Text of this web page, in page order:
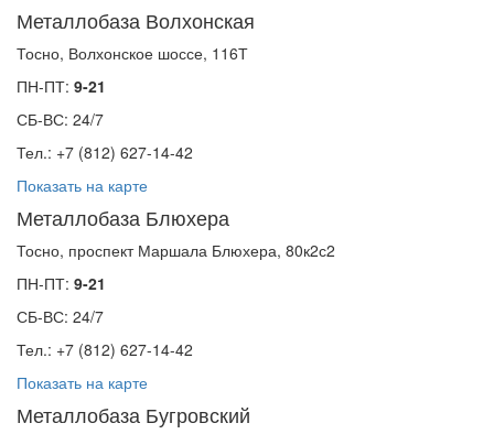
Металлобаза Волхонская
Тосно, Волхонское шоссе, 116Т
ПН-ПТ: 9-21
СБ-ВС: 24/7
Тел.: +7 (812) 627-14-42
Показать на карте
Металлобаза Блюхера
Тосно, проспект Маршала Блюхера, 80к2с2
ПН-ПТ: 9-21
СБ-ВС: 24/7
Тел.: +7 (812) 627-14-42
Показать на карте
Металлобаза Бугровский